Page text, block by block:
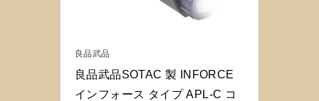
良品武品
良品武品SOTAC 製 INFORCE
インフォース タイプ APL-C コ